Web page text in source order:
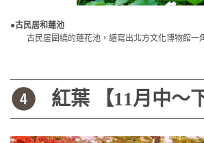
●古民居和蓮池
古民居圍繞的蓮花池，譜寫出北方文化博物館一
紅葉 【11月中〜